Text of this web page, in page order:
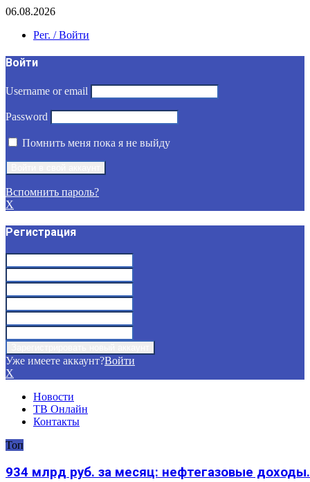
06.08.2026
Рег. / Войти
Войти
Username or email
Password
Помнить меня пока я не выйду
Вспомнить пароль?
X
Регистрация
Уже имеете аккаунт?Войти
X
Новости
ТВ Онлайн
Контакты
Топ
934 млрд руб. за месяц: нефтегазовые